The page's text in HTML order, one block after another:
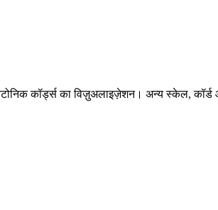
कॉर्ड्स का विज़ुअलाइज़ेशन। अन्य स्केल, कॉर्ड